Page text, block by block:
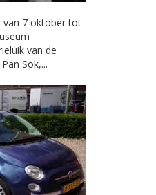
van 7 oktober tot
van de
Sok,...